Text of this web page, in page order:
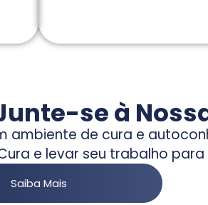
se à
de cura e
e levar seu trabalho
Saiba Mais